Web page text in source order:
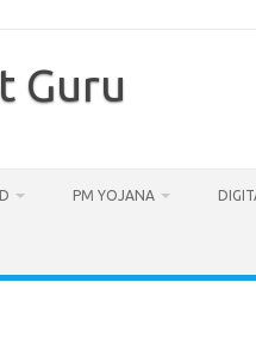
Guru
PM YOJANA